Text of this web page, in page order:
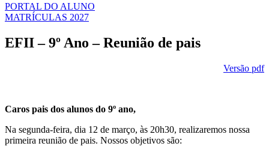
PORTAL DO ALUNO
MATRÍCULAS 2027
EFII – 9º Ano – Reunião de pais
Versão pdf
Caros pais dos alunos do 9º ano,
Na segunda-feira, dia 12 de março, às 20h30, realizaremos nossa
primeira reunião de pais. Nossos objetivos são: